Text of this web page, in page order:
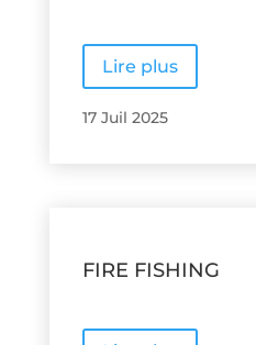
Lire plus
17 Juil 2025
FIRE FISHING